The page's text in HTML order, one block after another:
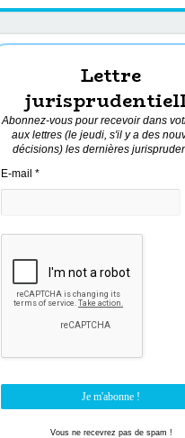
Lettre
Abonnez-vous pour recevoir dans
aux lettres (le jeudi, s'il y a des
décisions) les dernières
E-mail *
Vous ne recevrez pas de spam !